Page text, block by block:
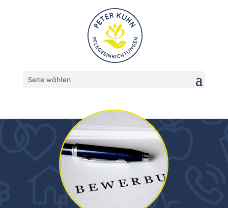
Seite wählen